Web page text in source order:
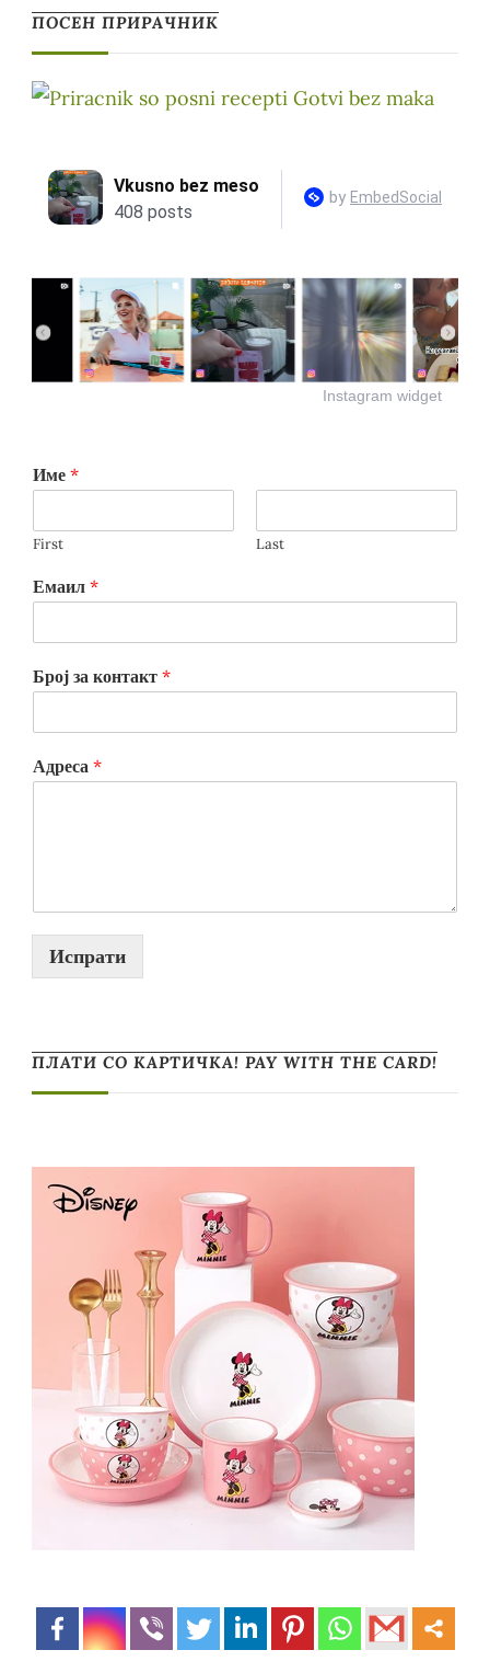
ПОСЕН ПРИРАЧНИК
Instagram widget
Име *
First Last
Емаил *
Број за контакт *
Адреса *
Испрати
ПЛАТИ СО КАРТИЧКА! PAY WITH THE CARD!